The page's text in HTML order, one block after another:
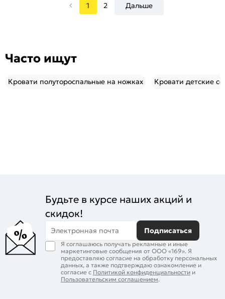
1 2 Дальше
Часто ищут
Кровати полутороспальные на ножках Кровати детские
Будьте в курсе наших акций и
скидок!
Электронная почта Подписаться
Я соглашаюсь получать рекламные и иные
маркетинговые сообщения от ООО «169». Я
предоставляю согласие на обработку персональных
данных, а также подтверждаю ознакомление и
согласие с Политикой конфиденциальности и
Пользовательским соглашением.